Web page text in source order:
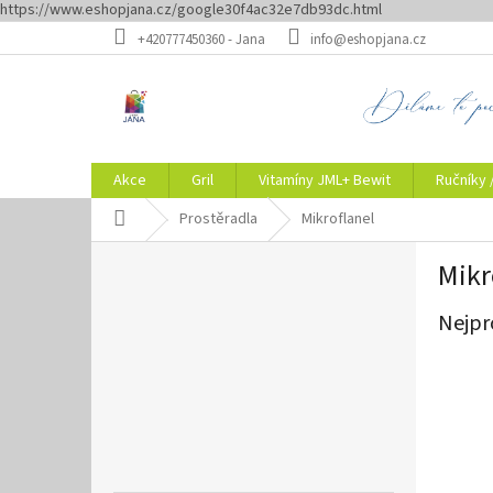
https://www.eshopjana.cz/google30f4ac32e7db93dc.html
na
+420777450360 - Jana info@eshopjana.cz
Akce Gril Vitamíny JML+ Bewit Ručníky
Domů Prostěradla Mikroflanel